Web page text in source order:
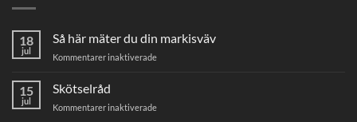
18
jul
Så här mäter du din markisväv
Kommentarer inaktiveradeför
du
15
jul
Skötselråd
Kommentarer inaktiveradeför